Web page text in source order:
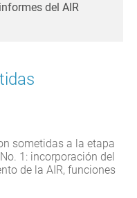
del AIR
sometidas a la etapa
1: incorporación del
de la AIR, funciones